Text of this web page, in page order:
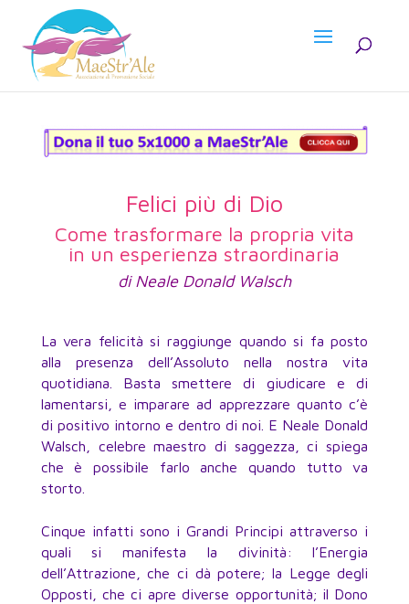
Felici più di Dio
Come trasformare la propria vita
in un esperienza straordinaria
di Neale Donald Walsch
La vera felicità si raggiunge quando si fa posto
alla presenza dell’Assoluto nella nostra vita
quotidiana. Basta smettere di giudicare e di
lamentarsi, e imparare ad apprezzare quanto c’è
di positivo intorno e dentro di noi. E Neale Donald
Walsch, celebre maestro di saggezza, ci spiega
che è possibile farlo anche quando tutto va
storto.
Cinque infatti sono i Grandi Principi attraverso i
quali si manifesta la divinità: l’Energia
dell’Attrazione, che ci dà potere; la Legge degli
Opposti, che ci apre diverse opportunità; il Dono